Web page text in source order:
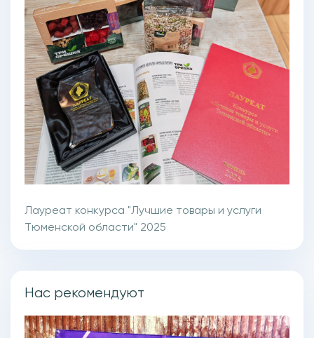
Лауреат конкурса "Лучшие товары и услуги
Тюменской области" 2025
Нас рекомендуют